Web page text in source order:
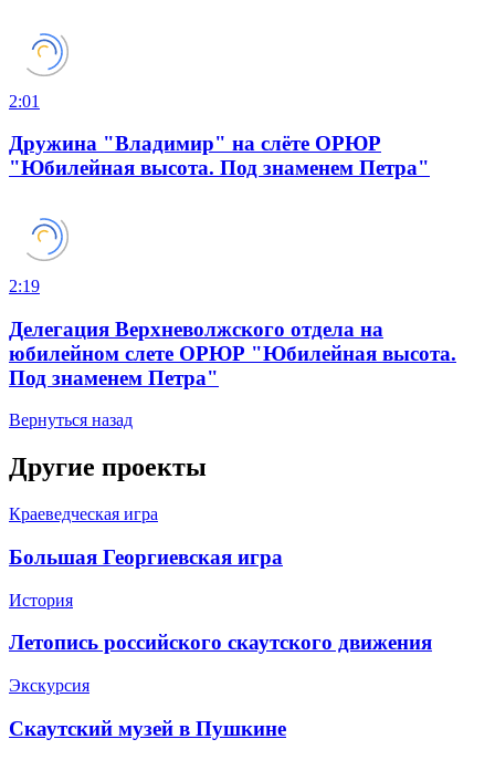
2:01
Дружина "Владимир" на слёте ОРЮР
"Юбилейная высота. Под знаменем Петра"
2:19
Делегация Верхневолжского отдела на
юбилейном слете ОРЮР "Юбилейная высота.
Под знаменем Петра"
Вернуться назад
Другие проекты
Краеведческая игра
Большая Георгиевская игра
История
Летопись российского скаутского движения
Экскурсия
Скаутский музей в Пушкине